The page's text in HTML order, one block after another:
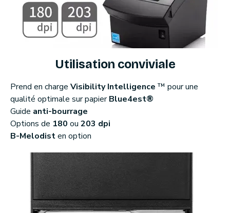
Utilisation conviviale
Prend en charge Visibility Intelligence ™ pour une
qualité optimale sur papierBlue4est®
Guide anti-bourrage
Options de 180 ou 203 dpi
B-Melodisten option